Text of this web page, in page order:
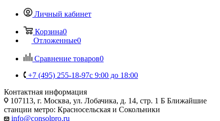
Личный кабинет
Корзина0
Отложенные0
Сравнение товаров0
+7 (495) 255-18-97с 9:00 до 18:00
Контактная информация
107113, г. Москва, ул. Лобачика, д. 14, стр. 1 Б Ближайшие
станции метро: Красносельская и Сокольники
info@consolpro.ru